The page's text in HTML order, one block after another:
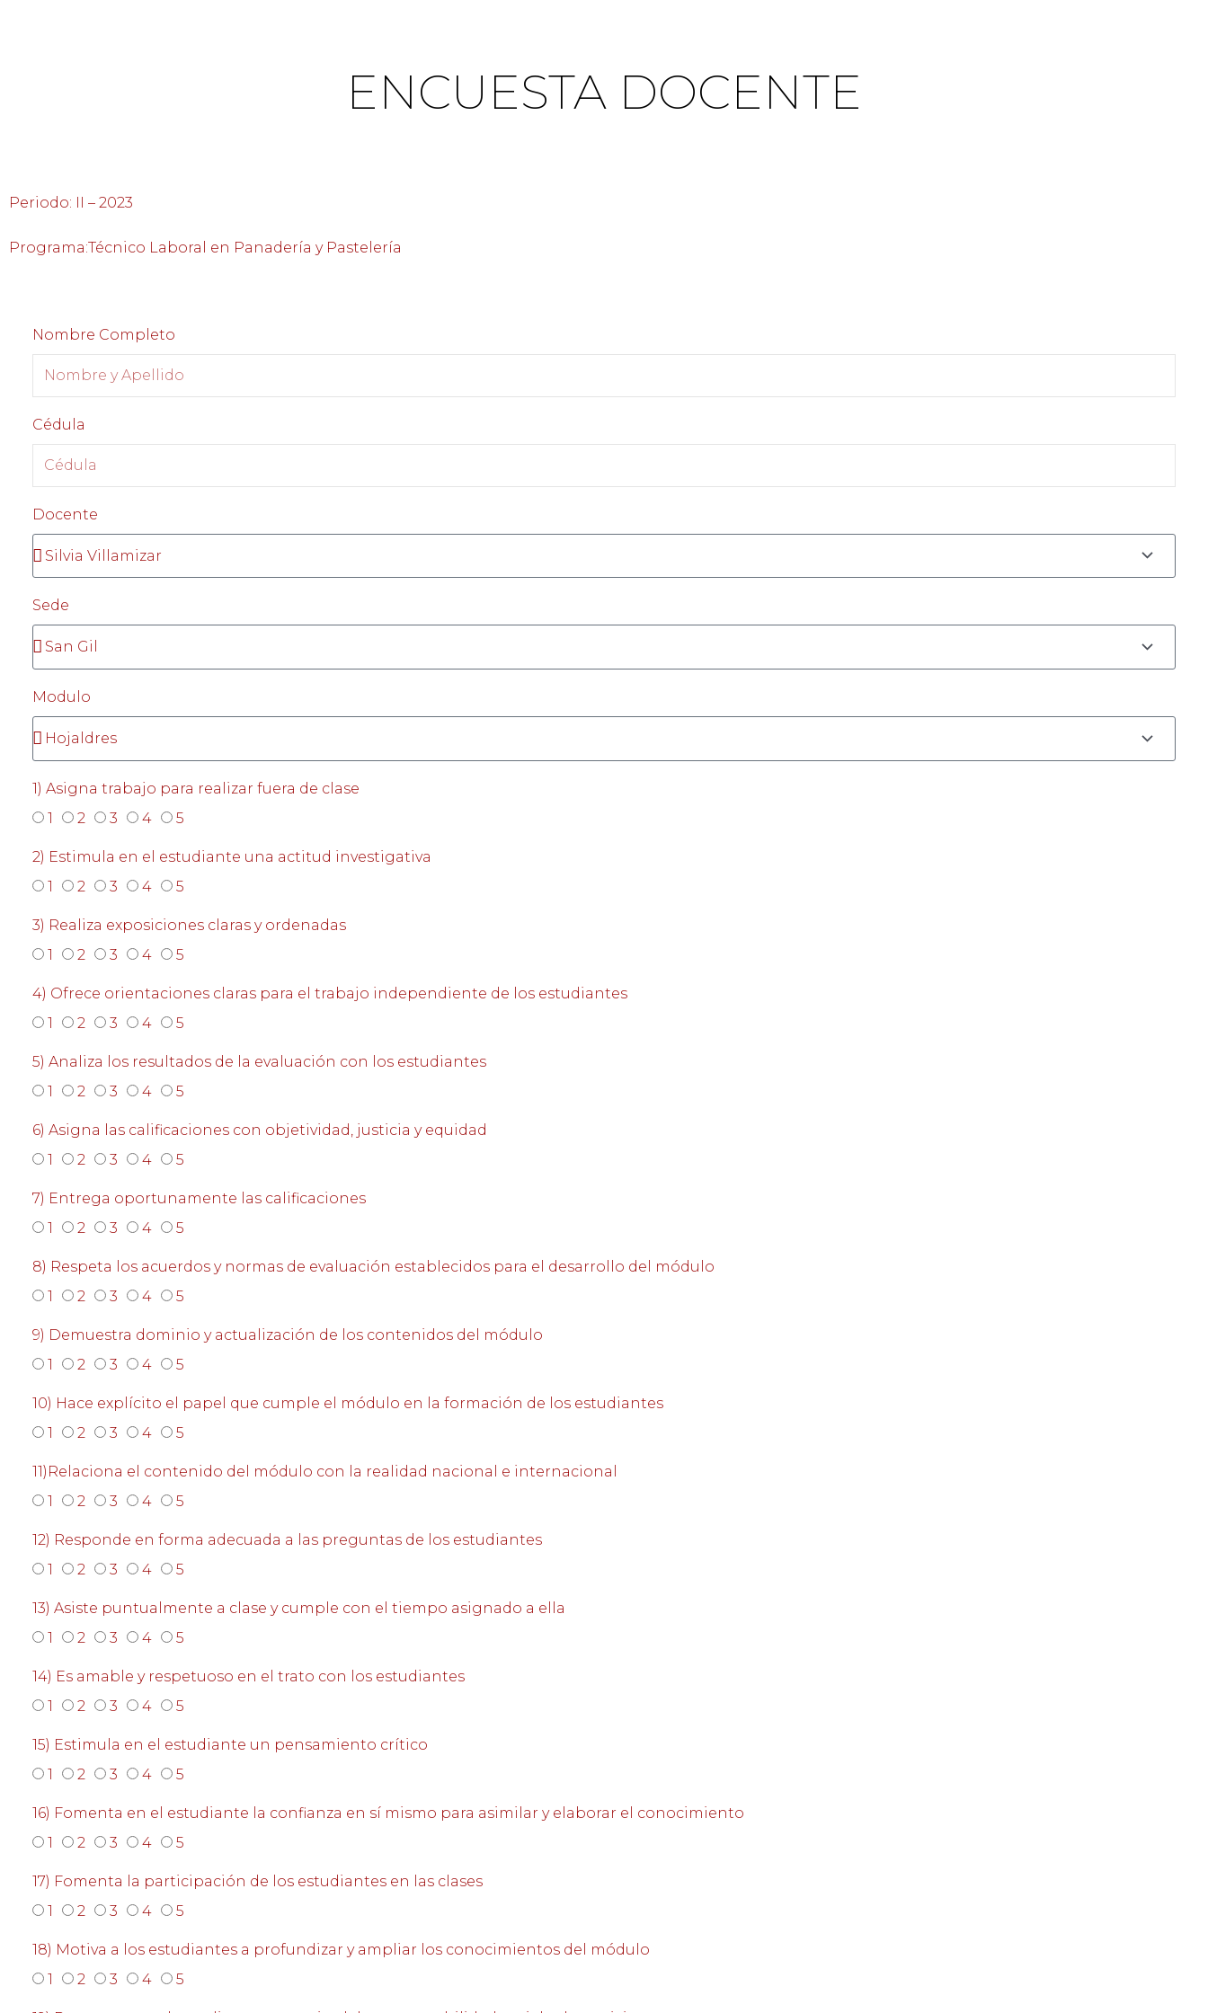
ENCUESTA DOCENTE
Periodo: II – 2023
Programa:Técnico Laboral en Panadería y Pastelería
Nombre Completo
Cédula
Docente
Sede
Modulo
1) Asigna trabajo para realizar fuera de clase
1
2 3 4 5
2) Estimula en el estudiante una actitud investigativa
1
2 3 4 5
3) Realiza exposiciones claras y ordenadas
1
2 3 4 5
4) Ofrece orientaciones claras para el trabajo independiente de los estudiantes
1
2 3 4 5
5) Analiza los resultados de la evaluación con los estudiantes
1
2 3 4 5
6) Asigna las calificaciones con objetividad, justicia y equidad
1
2 3 4 5
7) Entrega oportunamente las calificaciones
1
2 3 4 5
8) Respeta los acuerdos y normas de evaluación establecidos para el desarrollo del módulo
1
2 3 4 5
9) Demuestra dominio y actualización de los contenidos del módulo
1
2 3 4 5
10) Hace explícito el papel que cumple el módulo en la formación de los estudiantes
1
2 3 4 5
11)Relaciona el contenido del módulo con la realidad nacional e internacional
1
2 3 4 5
12) Responde en forma adecuada a las preguntas de los estudiantes
1
2 3 4 5
13) Asiste puntualmente a clase y cumple con el tiempo asignado a ella
1
2 3 4 5
14) Es amable y respetuoso en el trato con los estudiantes
1
2 3 4 5
15) Estimula en el estudiante un pensamiento crítico
1
2 3 4 5
16) Fomenta en el estudiante la confianza en sí mismo para asimilar y elaborar el conocimiento
1
2 3 4 5
17) Fomenta la participación de los estudiantes en las clases
1
2 3 4 5
18) Motiva a los estudiantes a profundizar y ampliar los conocimientos del módulo
1
2 3 4 5